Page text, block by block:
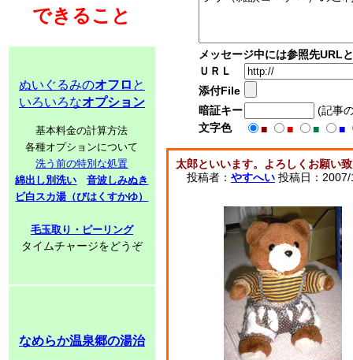
できること
ぬいぐるみのオフロ と
いろいろなオプション
基本料金の計算方法
各種オプションについて
洗う前の特別な処置
綿出し別洗い
音波しみぬき
ビ白スカ湯（びはくすかゆ）
毛玉取り・ピーリング
タイムチャージをどうぞ
なめらか温泉郷の湯治
メッセージ中には参照先URL
ＵＲＬ
添付File
暗証キー
(記事
文字色
■ ■ ■ ■
太郎といいます。よろしくお願い
投稿者： やすへい 投稿日：